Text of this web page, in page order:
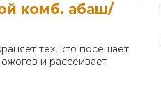
комб. абаш/
тех, кто посещает
и рассеивает